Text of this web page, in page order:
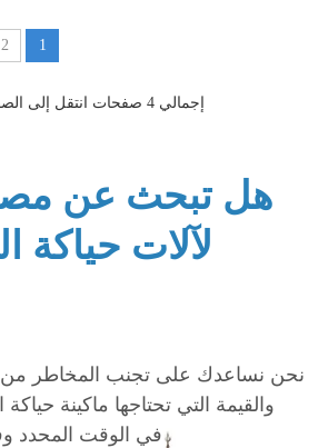
1
2
إجمالي 4 صفحات انتقل إلى الصفحة
هل تبحث عن
لآلات حياكة
نحن نساعدك على تجنب المخاطر من
والقيمة التي تحتاجها ماكينة
في الوقت المحدد